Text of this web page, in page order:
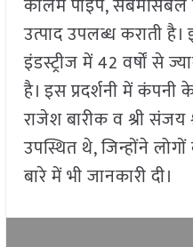
कॉलम पाइप, सबमर्सिबल
उत्पाद उपलब्ध कराती
इंडस्ट्रीज में 42 वर्षों से
है। इस प्रदर्शनी में कंपनी
राजेश बारीक व श्री
उपस्थित थे, जिन्होंने
बारे में भी जानकारी दी।